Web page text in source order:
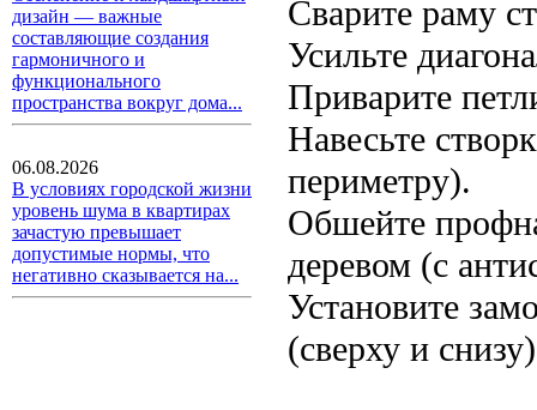
дизайн — важные
составляющие создания
гармоничного и
функционального
пространства вокруг дома...
06.08.2026
В условиях городской жизни
уровень шума в квартирах
зачастую превышает
допустимые нормы, что
негативно сказывается на...
Сварите раму
Усильте
Приварите
Навесьте
периметру).
Обшейте
деревом (с
Установите
(сверху и